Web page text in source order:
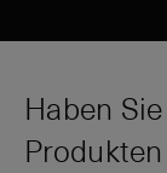
Haben